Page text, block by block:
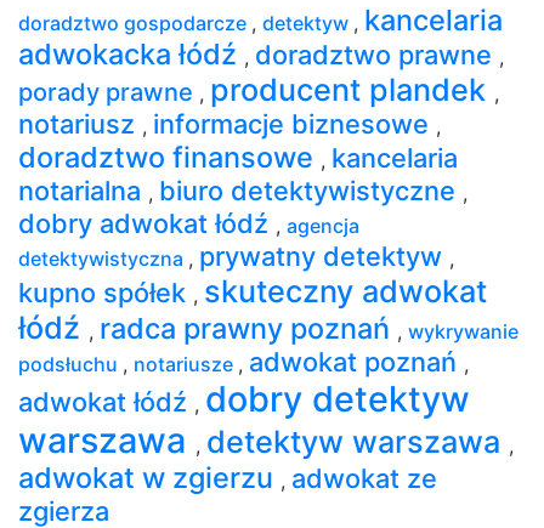
doradztwo gospodarcze , detektyw , kancelaria
adwokacka łódź , doradztwo prawne ,
porady prawne , producent plandek ,
notariusz , informacje biznesowe ,
doradztwo finansowe , kancelaria
notarialna , biuro detektywistyczne ,
dobry adwokat łódź , agencja
detektywistyczna , prywatny detektyw ,
kupno spółek , skuteczny adwokat
łódź , radca prawny poznań , wykrywanie
podsłuchu , notariusze , adwokat poznań ,
adwokat łódź , dobry detektyw
warszawa , detektyw warszawa ,
adwokat w zgierzu , adwokat ze
zgierza